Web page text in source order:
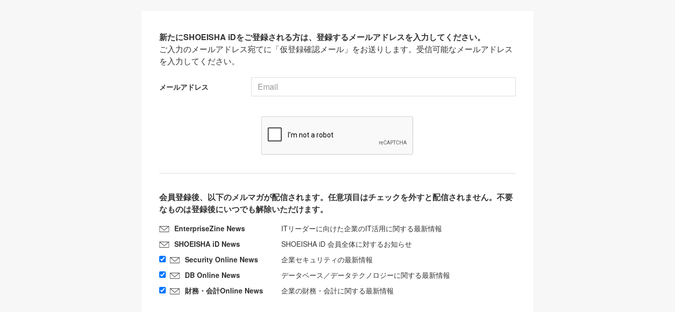
新たにSHOEISHA iDをご登録される方は、登録するメールアドレスを入力してください。
ご入力のメールアドレス宛てに「仮登録確認メール」をお送りします。受信可能なメールアドレス
を入力してください。
メールアドレス
会員登録後、以下のメルマガが配信されます。任意項目はチェックを外すと配信されません。不要
なものは登録後にいつでも解除いただけます。
EnterpriseZine News
ITリーダーに向けた企業のIT活用に関する最新情報
SHOEISHA iD News
SHOEISHA iD 会員全体に対するお知らせ
Security Online News
企業セキュリティの最新情報
DB Online News
データベース／データテクノロジーに関する最新情報
財務・会計Online News
企業の財務・会計に関する最新情報